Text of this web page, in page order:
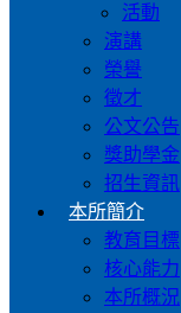
活動
演講
榮譽
徵才
公文公告
獎助學金
招生資訊
本所簡介
教育目標
核心能力
本所概況